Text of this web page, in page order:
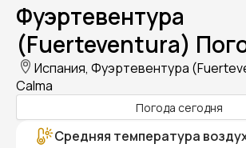
Фуэртевентура
(Fuerteventura)
Испания, Фуэртевентура
Calma
Погода сегодня
Средняя температура